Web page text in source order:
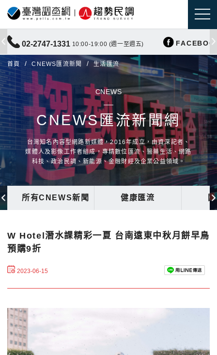
02-2747-1331 10:00-19:00 (週一至週五)
首頁 CNEWS匯流新聞 生活匯流
CNEWS
CNEWS匯流新聞網
台灣知名內容型網路新媒體，2016年成立，由資深記者、
媒體人及影像工作者組成，專精數位匯流、醫藥生活、網路
科技、政治民調、新能源、金融財經及企業公益領域。
所有CNEWS新聞 健康匯流
W Hotel潛水課精彩一夏 台南遠東中秋月餅早鳥
預購9折
2023-06-15